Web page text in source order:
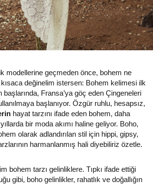
modellerine geçmeden önce, bohem ne
değinelim istersen: Bohem kelimesi ilk
başlarında, Fransa’ya göç eden Çingeneleri
başlanıyor. Özgür ruhlu, hesapsız,
hayat tarzını ifade eden bohem, daha
yıllarda bir moda akımı haline geliyor. Boho,
olarak adlandırılan stil için hippi, gipsy,
harmanlanmış hali diyebiliriz özetle.
bohem tarzı gelinliklere. Tıpkı ifade ettiği
gibi, boho gelinlikler, rahatlık ve doğallığın